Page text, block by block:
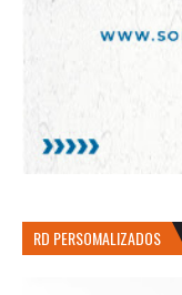
RD PERSOMALIZADOS